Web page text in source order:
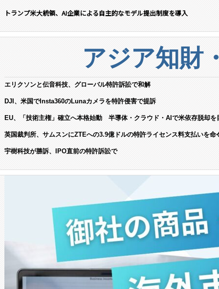
トランプ米大統領、AI企業による自主的なモデル提出制度を導入
アジア知財
エリクソンと伝音科技、グローバル特許訴訟で和解
DJI、米国でInsta360のLunaカメラを特許侵害で提訴
EU、「技術主権」確立へ本格始動 半導体・クラウド・AIで米依存脱却を
英国裁判所、サムスンにZTEへの3.9億ドルの特許ライセンス料支払いを命
宇樹科技が勝訴、IPO直前の特許訴訟で